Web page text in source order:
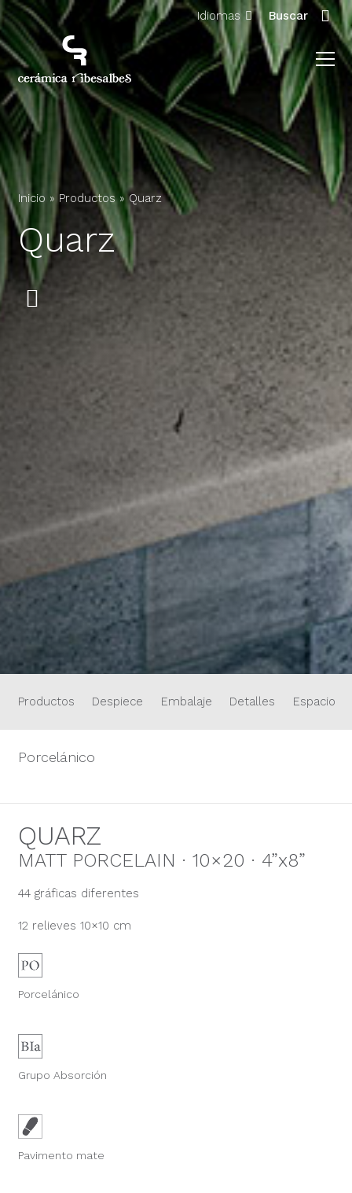
Idiomas Buscar
Inicio » Productos»Quarz
Quarz
Productos Despiece Embalaje Detalles Espacios
Porcelánico
QUARZ
MATT PORCELAIN · 10×20 · 4”x8”
44 gráficas diferentes
12 relieves 10×10 cm
Porcelánico
Grupo Absorción
Pavimento mate